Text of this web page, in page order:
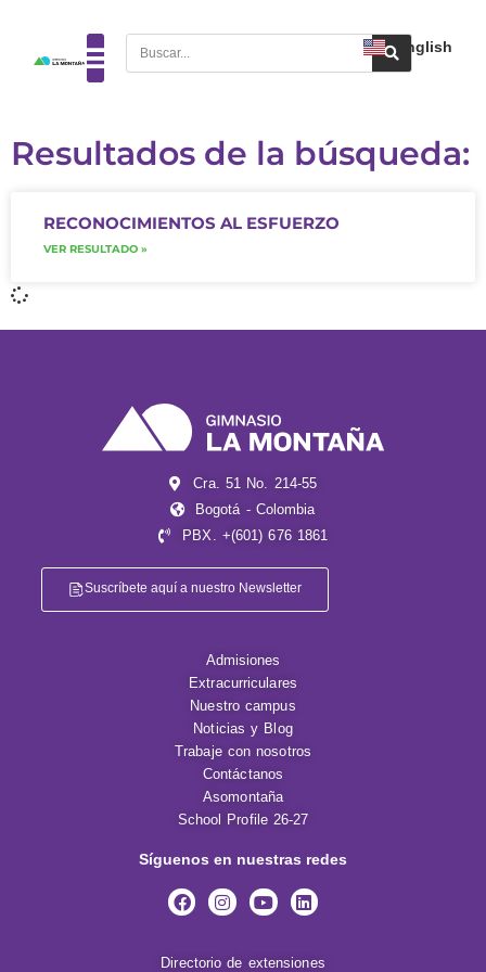
English
Resultados de la búsqueda:
RECONOCIMIENTOS AL ESFUERZO
VER RESULTADO »
Cra. 51 No. 214-55
Bogotá - Colombia
PBX. +(601) 676 1861
Suscríbete aquí a nuestro Newsletter
Admisiones
Extracurriculares
Nuestro campus
Noticias y Blog
Trabaje con nosotros
Contáctanos
Asomontaña
School Profile 26-27
Síguenos en nuestras redes
Directorio de extensiones